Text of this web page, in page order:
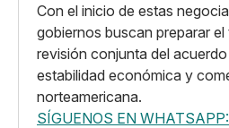
Con el inicio de estas
gobiernos buscan preparar el
revisión conjunta del
estabilidad económica y
norteamericana.
SÍGUENOS EN